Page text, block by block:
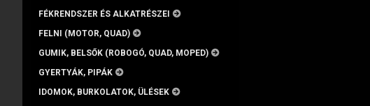
FÉKRENDSZER ÉS ALKATRÉSZEI
FELNI (MOTOR, QUAD)
GUMIK, BELSŐK (ROBOGÓ, QUAD, MOPED)
GYERTYÁK, PIPÁK
IDOMOK, BURKOLATOK, ÜLÉSEK